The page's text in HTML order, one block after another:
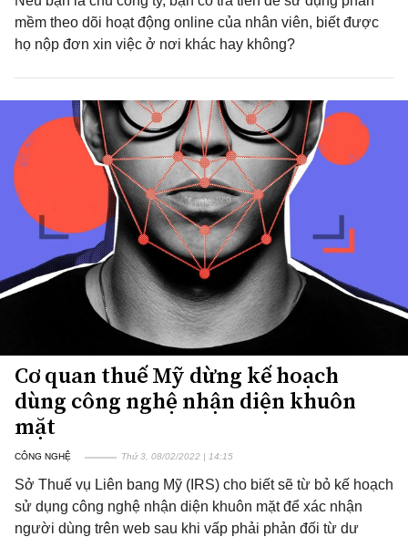
mềm theo dõi hoạt động online của nhân viên, biết được
họ nộp đơn xin việc ở nơi khác hay không?
Cơ quan thuế Mỹ dừng kế hoạch
dùng công nghệ nhận diện khuôn
mặt
CÔNG NGHỆ Thứ 3, 08/02/2022 | 14:15
Sở Thuế vụ Liên bang Mỹ (IRS) cho biết sẽ từ bỏ kế hoạch
sử dụng công nghệ nhận diện khuôn mặt để xác nhận
người dùng trên web sau khi vấp phải phản đối từ dư